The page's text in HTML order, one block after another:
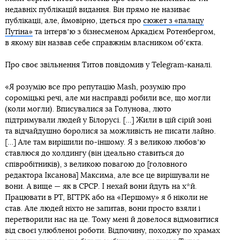
недавніх публікацій видання. Він прямо не називає
публікації, але, ймовірно, ідеться про сюжет з «палацу
Путіна» та інтервʼю з бізнесменом Аркадієм Ротенбергом,
в якому він назвав себе справжнім власником обʼєкта.
Про своє звільнення Титов повідомив у Telegram-каналі.
«Я розумію все про репутацію Mash, розумію про
сороміцькі речі, але ми насправді робили все, що могли
(коли могли). Вписувалися за Голунова, люто
підтримували людей у Білорусі. [...] Жили в цій сірій зоні
та відчайдушно боролися за можливість не писати лайно.
[...] Але там вирішили по-іншому. Я з великою любовʼю
ставлюся до холдингу (він ідеально ставиться до
співробітників), з великою повагою до [головного
редактора Іксанова] Максима, але все це вирішували не
вони. А вище — як в СРСР. І нехай вони йдуть на х*й.
Працювати в РТ, ВГТРК або на «Першому» я б ніколи не
став. Але людей ніхто не запитав, вони просто взяли і
перетворили нас на це. Тому мені й довелося відмовитися
від своєї улюбленої роботи. Відпочину, походжу по храмах